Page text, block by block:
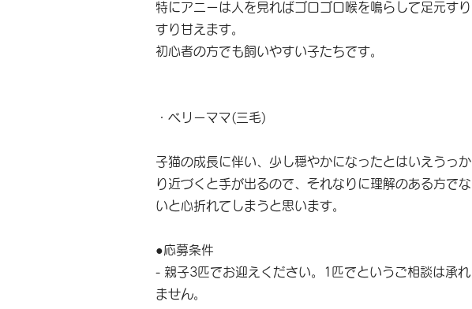
特にアニーは人を見ればゴロゴロ喉を鳴らして足元すり
すり甘えます。
初心者の方でも飼いやすい子たちです。
・ベリーママ(三毛)
子猫の成長に伴い、少し穏やかになったとはいえうっか
り近づくと手が出るので、それなりに理解のある方でな
いと心折れてしまうと思います。
●応募条件
- 親子3匹でお迎えください。1匹でというご相談は承れ
ません。